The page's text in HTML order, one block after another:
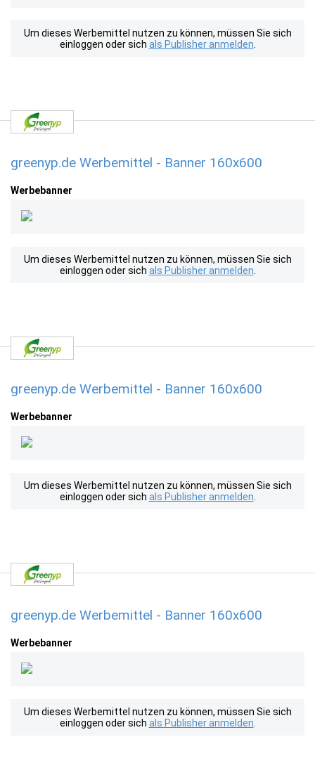
Um dieses Werbemittel nutzen zu können, müssen Sie sich
einloggen oder sich als Publisher anmelden
greenyp.de Werbemittel - Banner 160x600
Werbebanner
Um dieses Werbemittel nutzen zu können, müssen Sie sich
einloggen oder sich als Publisher anmelden
greenyp.de Werbemittel - Banner 160x600
Werbebanner
Um dieses Werbemittel nutzen zu können, müssen Sie sich
einloggen oder sich als Publisher anmelden
greenyp.de Werbemittel - Banner 160x600
Werbebanner
Um dieses Werbemittel nutzen zu können, müssen Sie sich
einloggen oder sich als Publisher anmelden